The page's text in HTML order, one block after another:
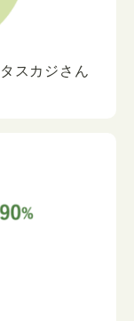
タスカジさん